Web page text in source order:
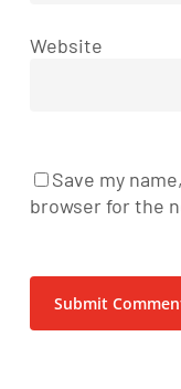
Website
Save my
browser for the